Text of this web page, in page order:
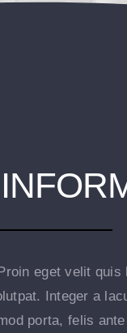
eget velit quis
Integer a
porta, felis